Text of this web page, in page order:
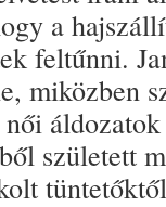
a
feltűnni.
miközben
született